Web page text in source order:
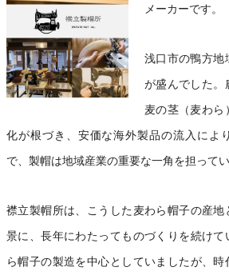
メーカーです。
浅口市の鴨方地
が盛んでした。
麦の茎（麦わら
化が根づき、安価な海外製品の流入によ
で、製帽は地域産業の重要な一角を担ってい
襟立製帽所は、こうした麦わら帽子の産
景に、長年にわたってものづくりを続け
ら帽子の製造を中心としていましたが、